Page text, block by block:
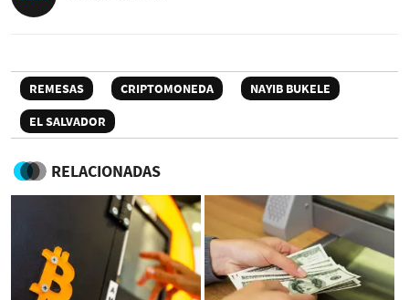
REMESAS CRIPTOMONEDA
NAYIB BUKELE
EL SALVADOR
RELACIONADAS